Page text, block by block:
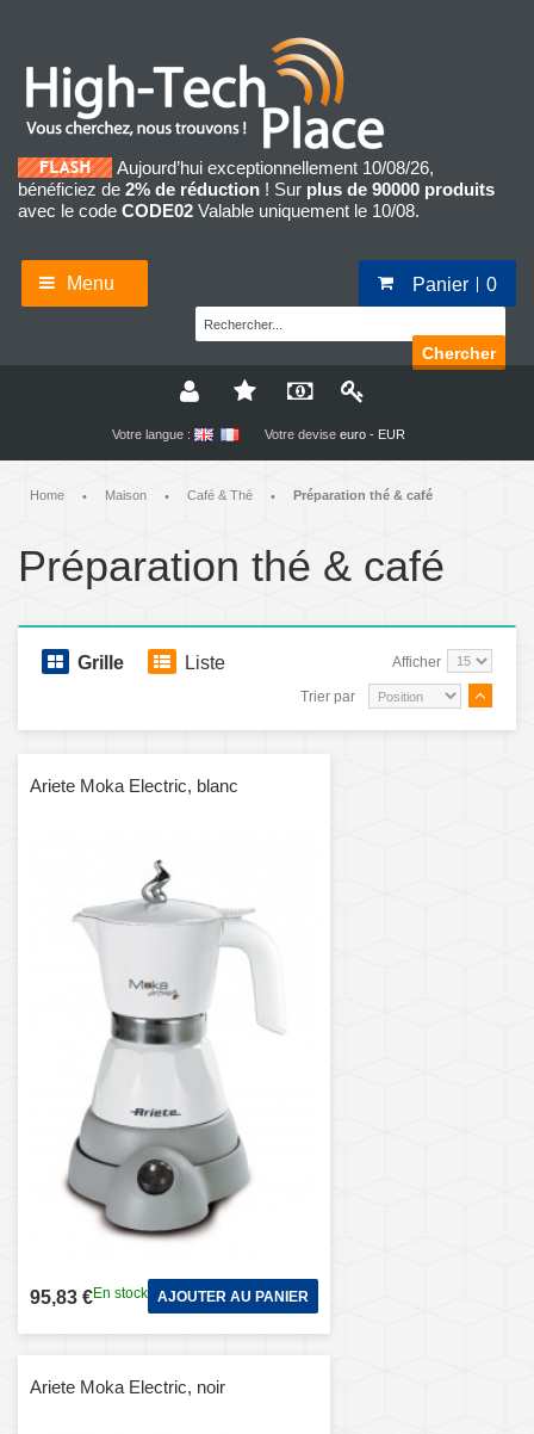
Aujourd’hui exceptionnellement 10/08/26,
bénéficiez de 2% de réduction ! Sur plus de 90000 produits
avec le code CODE02 Valable uniquement le 10/08.
Menu Panier 0
Chercher
Votre langue : Votre devise euro - EUR
Home • Maison • Café & Thé • Préparation thé & café
Préparation thé & café
Grille Liste Afficher
Trier par
Ariete Moka Electric, blanc
95,83 €En stock AJOUTER AU PANIER
Ariete Moka Electric, noir